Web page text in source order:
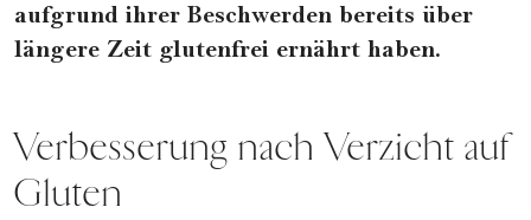
aufgrund ihrer Beschwerden bereits über
längere Zeit glutenfrei ernährt haben.
Verbesserung nach Verzicht auf
Gluten